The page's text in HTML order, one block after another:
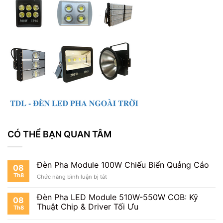
CÓ THỂ BẠN QUAN TÂM
08
Th8
Đèn Pha Module 100W Chiếu Biển Quảng Cáo
Chức năng bình luận bị tắtở
Pha
Module
100W
08
Th8
Đèn Pha LED Module 510W-550W COB: Kỹ
Thuật Chip & Driver Tối Ưu